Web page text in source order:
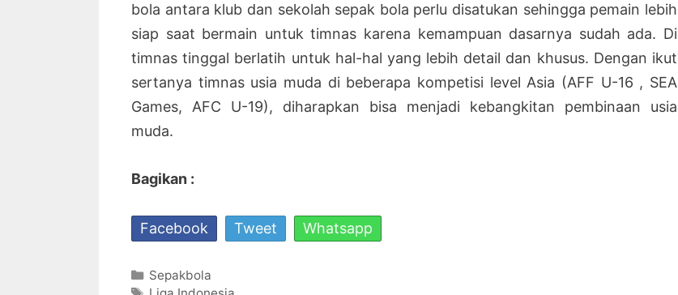
bola antara klub dan sekolah sepak bola perlu disatukan sehingga pemain lebih
siap saat bermain untuk timnas karena kemampuan dasarnya sudah ada. Di
timnas tinggal berlatih untuk hal-hal yang lebih detail dan khusus. Dengan ikut
sertanya timnas usia muda di beberapa kompetisi level Asia (AFF U-16 , SEA
Games, AFC U-19), diharapkan bisa menjadi kebangkitan pembinaan usia
muda.
Bagikan :
Facebook Tweet Whatsapp
Kategori
Sepakbola